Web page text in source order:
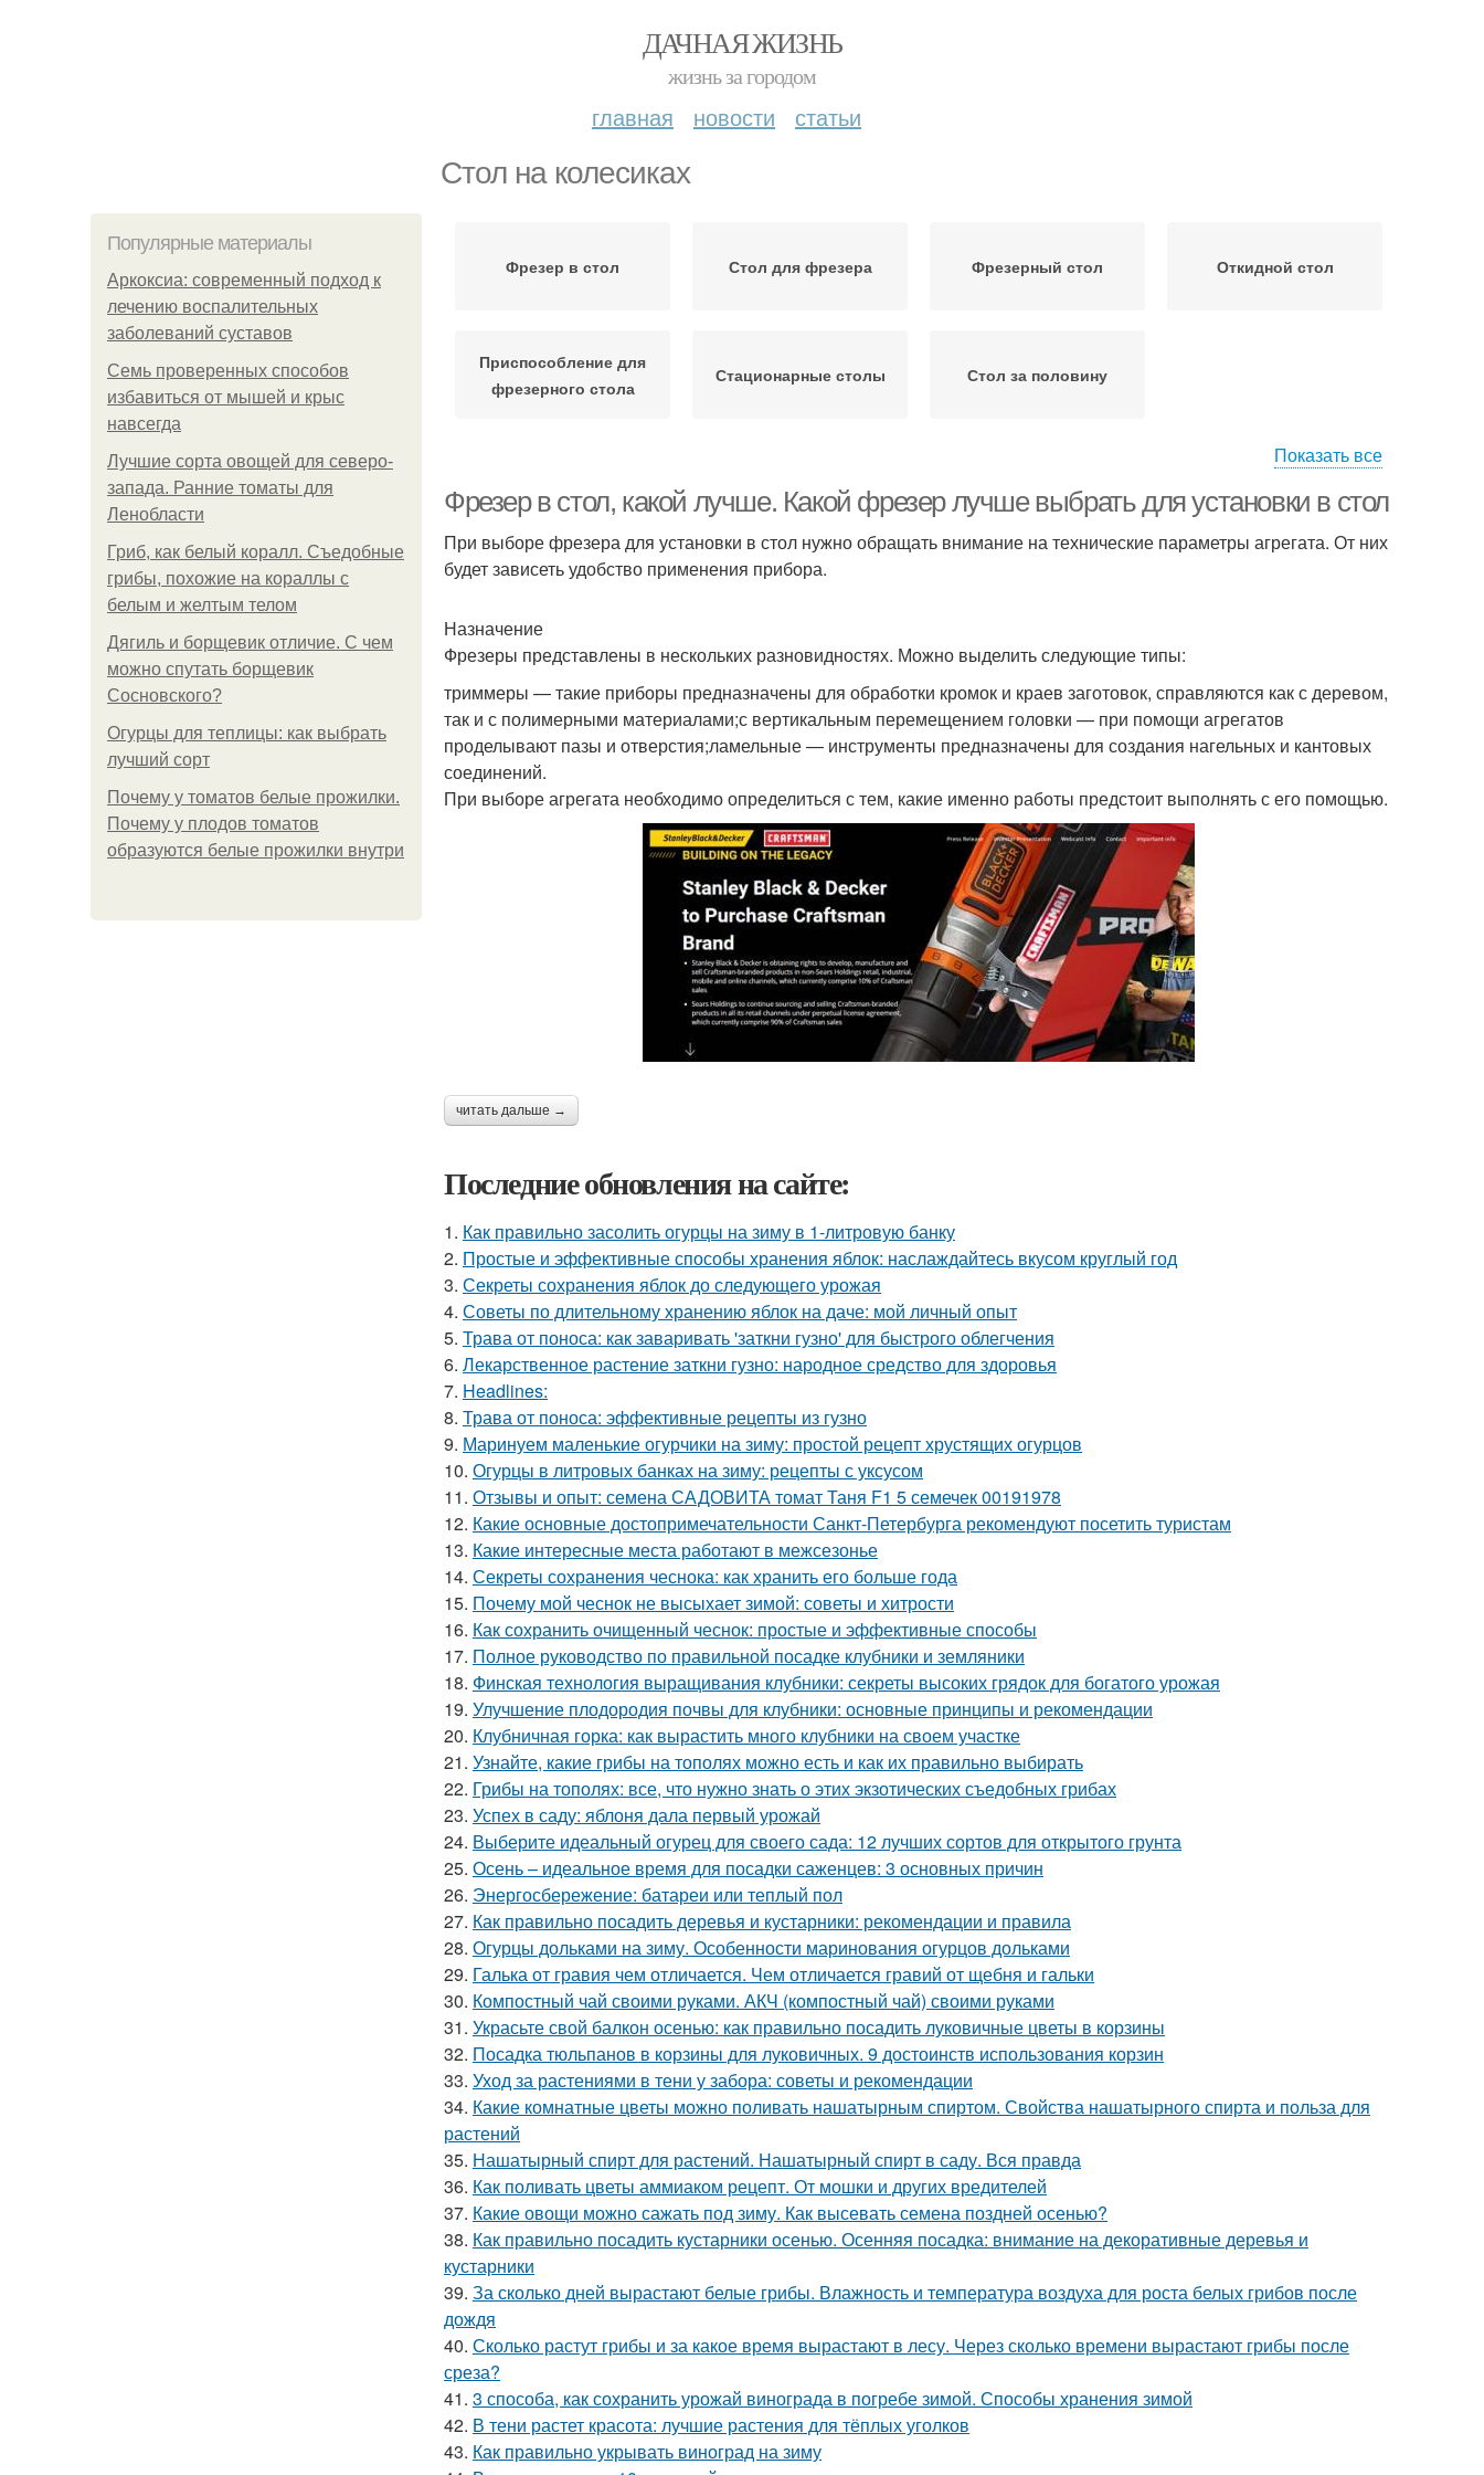
ДАЧНАЯ ЖИЗНЬ
жизнь за городом
главная новости статьи
Стол на колесиках
Популярные материалы
Аркоксиа: современный подход к
лечению воспалительных
заболеваний суставов
Семь проверенных способов
избавиться от мышей и крыс
навсегда
Лучшие сорта овощей для северо-
запада. Ранние томаты для
Ленобласти
Гриб, как белый коралл. Съедобные
грибы, похожие на кораллы с
белым и желтым телом
Дягиль и борщевик отличие. С чем
можно спутать борщевик
Сосновского?
Огурцы для теплицы: как выбрать
лучший сорт
Почему у томатов белые прожилки.
Почему у плодов томатов
образуются белые прожилки внутри
Фрезер в стол Стол для фрезера Фрезерный стол Откидной стол
Приспособление для
фрезерного стола
Стационарные столы Стол за половину
Показать все
Фрезер в стол, какой лучше. Какой фрезер лучше выбрать для установки в стол
При выборе фрезера для установки в стол нужно обращать внимание на технические параметры агрегата. От них
будет зависеть удобство применения прибора.
Назначение
Фрезеры представлены в нескольких разновидностях. Можно выделить следующие типы:
триммеры — такие приборы предназначены для обработки кромок и краев заготовок, справляются как с деревом,
так и с полимерными материалами;с вертикальным перемещением головки — при помощи агрегатов
проделывают пазы и отверстия;ламельные — инструменты предназначены для создания нагельных и кантовых
соединений.
При выборе агрегата необходимо определиться с тем, какие именно работы предстоит выполнять с его помощью.
читать дальше →
Последние обновления на сайте:
1. Как правильно засолить огурцы на зиму в 1-литровую банку
2. Простые и эффективные способы хранения яблок: наслаждайтесь вкусом круглый год
3. Секреты сохранения яблок до следующего урожая
4. Советы по длительному хранению яблок на даче: мой личный опыт
5. Трава от поноса: как заваривать 'заткни гузно' для быстрого облегчения
6. Лекарственное растение заткни гузно: народное средство для здоровья
7. Headlines:
8. Трава от поноса: эффективные рецепты из гузно
9. Маринуем маленькие огурчики на зиму: простой рецепт хрустящих огурцов
10. Огурцы в литровых банках на зиму: рецепты с уксусом
11. Отзывы и опыт: семена САДОВИТА томат Таня F1 5 семечек 00191978
12. Какие основные достопримечательности Санкт-Петербурга рекомендуют посетить туристам
13. Какие интересные места работают в межсезонье
14. Секреты сохранения чеснока: как хранить его больше года
15. Почему мой чеснок не высыхает зимой: советы и хитрости
16. Как сохранить очищенный чеснок: простые и эффективные способы
17. Полное руководство по правильной посадке клубники и земляники
18. Финская технология выращивания клубники: секреты высоких грядок для богатого урожая
19. Улучшение плодородия почвы для клубники: основные принципы и рекомендации
20. Клубничная горка: как вырастить много клубники на своем участке
21. Узнайте, какие грибы на тополях можно есть и как их правильно выбирать
22. Грибы на тополях: все, что нужно знать о этих экзотических съедобных грибах
23. Успех в саду: яблоня дала первый урожай
24. Выберите идеальный огурец для своего сада: 12 лучших сортов для открытого грунта
25. Осень – идеальное время для посадки саженцев: 3 основных причин
26. Энергосбережение: батареи или теплый пол
27. Как правильно посадить деревья и кустарники: рекомендации и правила
28. Огурцы дольками на зиму. Особенности маринования огурцов дольками
29. Галька от гравия чем отличается. Чем отличается гравий от щебня и гальки
30. Компостный чай своими руками. АКЧ (компостный чай) своими руками
31. Украсьте свой балкон осенью: как правильно посадить луковичные цветы в корзины
32. Посадка тюльпанов в корзины для луковичных. 9 достоинств использования корзин
33. Уход за растениями в тени у забора: советы и рекомендации
34. Какие комнатные цветы можно поливать нашатырным спиртом. Свойства нашатырного спирта и польза для
растений
35. Нашатырный спирт для растений. Нашатырный спирт в саду. Вся правда
36. Как поливать цветы аммиаком рецепт. От мошки и других вредителей
37. Какие овощи можно сажать под зиму. Как высевать семена поздней осенью?
38. Как правильно посадить кустарники осенью. Осенняя посадка: внимание на декоративные деревья и
кустарники
39. За сколько дней вырастают белые грибы. Влажность и температура воздуха для роста белых грибов после
дождя
40. Сколько растут грибы и за какое время вырастают в лесу. Через сколько времени вырастают грибы после
среза?
41. 3 способа, как сохранить урожай винограда в погребе зимой. Способы хранения зимой
42. В тени растет красота: лучшие растения для тёплых уголков
43. Как правильно укрывать виноград на зиму